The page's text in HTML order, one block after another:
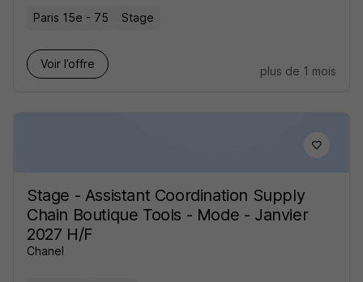
Paris 15e - 75 Stage
Voir l’offre
plus de 1 mois
Stage - Assistant Coordination Supply
Chain Boutique Tools - Mode - Janvier
2027 H/F
Chanel